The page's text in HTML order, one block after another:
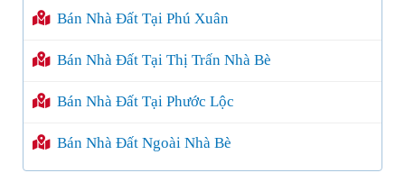
Bán Nhà Đất Tại Phú Xuân
Bán Nhà Đất Tại Thị Trấn Nhà Bè
Bán Nhà Đất Tại Phước Lộc
Bán Nhà Đất Ngoài Nhà Bè